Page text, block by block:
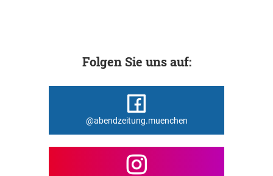
Folgen Sie uns auf:
@abendzeitung.muenchen